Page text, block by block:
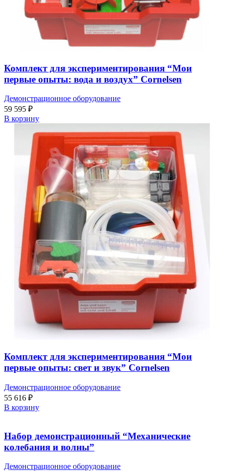
Комплект для экспериментирования “Мои
первые опыты: вода и воздух” Cornelsen
Демонстрационное оборудование
59 595 ₽
В корзину
Комплект для экспериментирования “Мои
первые опыты: свет и звук” Cornelsen
Демонстрационное оборудование
55 616 ₽
В корзину
Набор демонстрационный “Механические
колебания и волны”
Демонстрационное оборудование